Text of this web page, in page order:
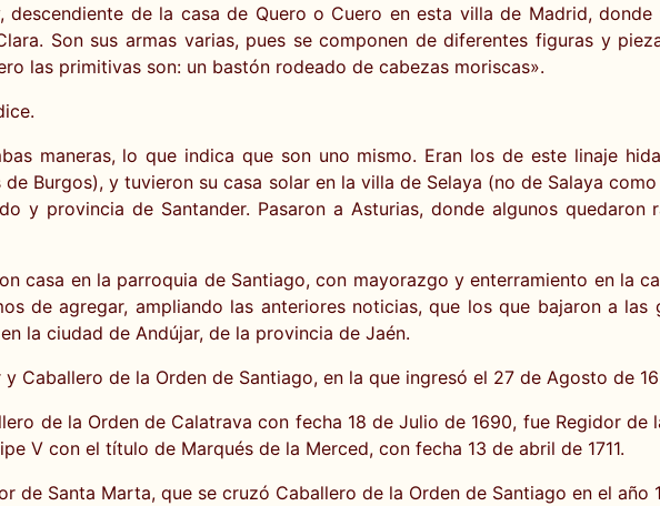
descendiente de la casa de Quero o Cuero en esta villa de Madrid,
Son sus armas varias, pues se componen de diferentes figuras y
las primitivas son: un bastón rodeado de cabezas moriscas».
maneras, lo que indica que son uno mismo. Eran los de este linaje
Burgos), y tuvieron su casa solar en la villa de Selaya (no de Salaya
y provincia de Santander. Pasaron a Asturias, donde algunos quedaron
casa en la parroquia de Santiago, con mayorazgo y enterramiento en la
de agregar, ampliando las anteriores noticias, que los que bajaron a las
la ciudad de Andújar, de la provincia de Jaén.
Caballero de la Orden de Santiago, en la que ingresó el 27 de Agosto de
de la Orden de Calatrava con fecha 18 de Julio de 1690, fue Regidor de
V con el título de Marqués de la Merced, con fecha 13 de abril de 1711.
de Santa Marta, que se cruzó Caballero de la Orden de Santiago en el año